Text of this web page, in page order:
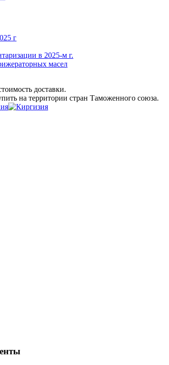
г
в 2025-м г.
масел
доставки.
на территории стран Таможенного союза.